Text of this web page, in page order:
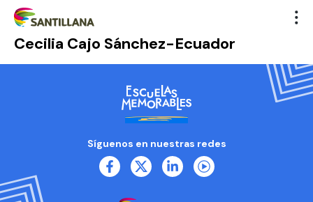
Cecilia Cajo Sánchez-Ecuador
Síguenos en nuestras redes